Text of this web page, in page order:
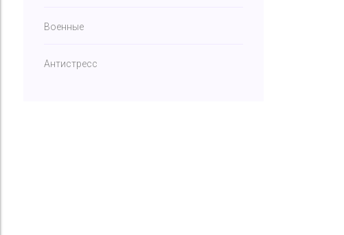
Военные
Антистресс